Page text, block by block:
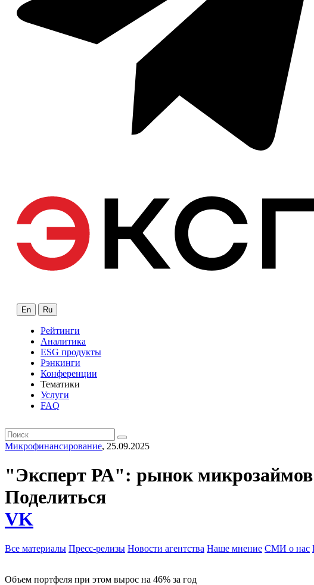
En Ru
Рейтинги
Аналитика
ESG продукты
Рэнкинги
Конференции
Тематики
Услуги
FAQ
Микрофинансирование, 25.09.2025
"Эксперт РА": рынок микрозаймов
Поделиться
VK
Все материалы Пресс-релизы Новости агентства Наше мнение СМИ о нас
Объем портфеля при этом вырос на 46% за год